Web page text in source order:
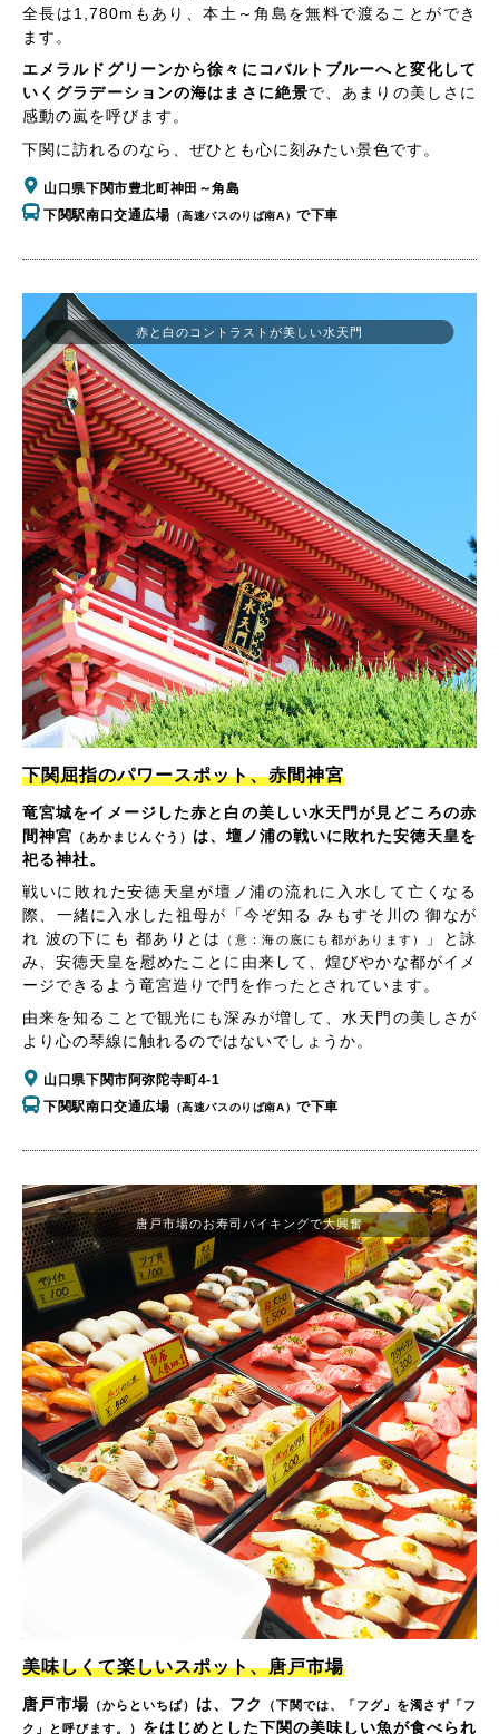
全長は1,780mもあり、本土～角島を無料で渡ることができ
ます。
エメラルドグリーンから徐々にコバルトブルーへと変化して
いくグラデーションの海はまさに絶景で、あまりの美しさに
感動の嵐を呼びます。
下関に訪れるのなら、ぜひとも心に刻みたい景色です。
山口県下関市豊北町神田～角島
下関駅南口交通広場 （高速バスのりば南A）で下車
下関屈指のパワースポット、赤間神宮
竜宮城をイメージした赤と白の美しい水天門が見どころの赤
間神宮 （あかまじんぐう） は、壇ノ浦の戦いに敗れた安徳天皇を
祀る神社。
戦いに敗れた安徳天皇が壇ノ浦の流れに入水して亡くなる
際、一緒に入水した祖母が「今ぞ知る みもすそ川の 御なが
れ 波の下にも 都ありとは
（意：海の底にも都があります）
」と詠
み、安徳天皇を慰めたことに由来して、煌びやかな都がイメ
ージできるよう竜宮造りで門を作ったとされています。
由来を知ることで観光にも深みが増して、水天門の美しさが
より心の琴線に触れるのではないでしょうか。
山口県下関市阿弥陀寺町4-1
下関駅南口交通広場 （高速バスのりば南A）で下車
赤と白のコントラストが美しい水天門
唐戸市場のお寿司バイキングで大興奮
美味しくて楽しいスポット、唐戸市場
唐戸市場 （からといちば） は、フク
（下関では、「フグ」を濁さず「フ
ク」と呼びます。） をはじめとした下関の美味しい魚が食べられ